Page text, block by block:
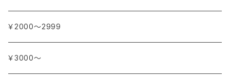
シナモン
タイム
チェリー
ナ行
ナツメグ
ハ行
南アフリカ
トルコ
シリア
オウロシカ
カンパニー デュ ミエル
￥2000～2999
￥3000～